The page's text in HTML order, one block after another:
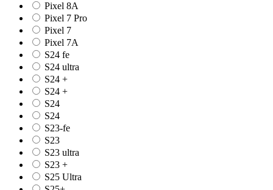
Pixel 8A
Pixel 7 Pro
Pixel 7
Pixel 7A
S24 fe
S24 ultra
S24 +
S24 +
S24
S24
S23-fe
S23
S23 ultra
S23 +
S25 Ultra